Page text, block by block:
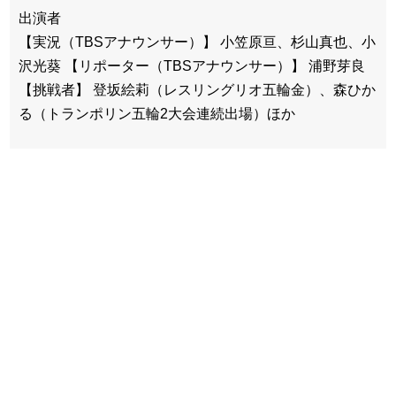
出演者
【実況（TBSアナウンサー）】 小笠原亘、杉山真也、小
沢光葵 【リポーター（TBSアナウンサー）】 浦野芽良
【挑戦者】 登坂絵莉（レスリングリオ五輪金）、森ひか
る（トランポリン五輪2大会連続出場）ほか